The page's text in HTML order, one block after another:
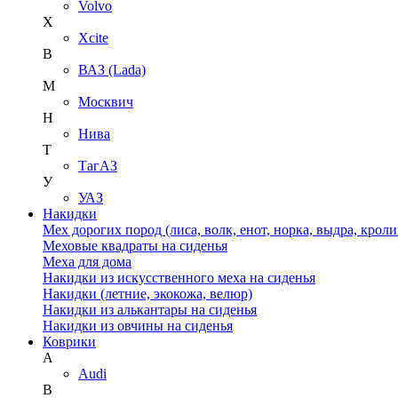
Volvo
X
Xcite
В
ВАЗ (Lada)
М
Москвич
Н
Нива
Т
ТагАЗ
У
УАЗ
Накидки
Мех дорогих пород (лиса, волк, енот, норка, выдра,
Меховые квадраты на сиденья
Меха для дома
Накидки из искусственного меха на сиденья
Накидки (летние, экокожа, велюр)
Накидки из алькантары на сиденья
Накидки из овчины на сиденья
Коврики
A
Audi
B